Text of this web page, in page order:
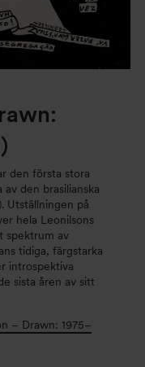
den första stora
den brasilianska
Utställningen på
hela Leonilsons
spektrum av
tidiga, färgstarka
introspektiva
sista åren av sitt
– Drawn: 1975–